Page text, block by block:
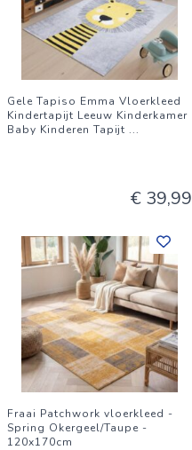
Gele Tapiso Emma Vloerkleed
Kindertapijt Leeuw Kinderkamer
Baby Kinderen Tapijt ...
€ 39,99
Fraai Patchwork vloerkleed -
Spring Okergeel/Taupe -
120x170cm